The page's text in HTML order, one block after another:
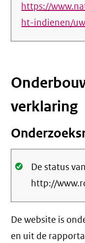
https://
ht-indienen/
verklaring
Oké.
De status
http://
De website is
en uit de